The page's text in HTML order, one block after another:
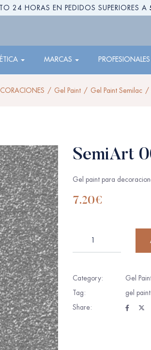
24 HORAS EN PEDIDOS SUPERIORES A
MARCAS PROFESIONALES
Gel Paint Gel Paint Semilac
SemiArt
Gel paint para
7.20€
Category:
Gel
Tag:
gel paint
Share: